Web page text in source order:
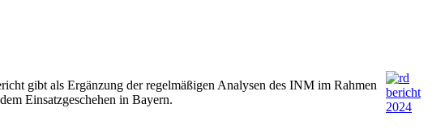
gibt als Ergänzung der regelmäßigen Analysen des INM im Rahmen
Einsatzgeschehen in Bayern.